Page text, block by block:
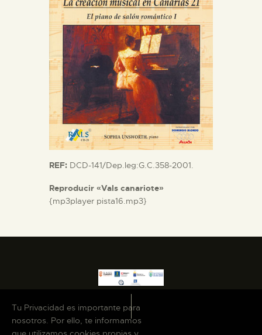
REF: DCD-141/Dep.leg:G.C.358-2001.
Reproducir «Vals canariote»
{mp3player pista16.mp3}
Tu Privacidad es importante para
nosotros. Por ello, te informamos